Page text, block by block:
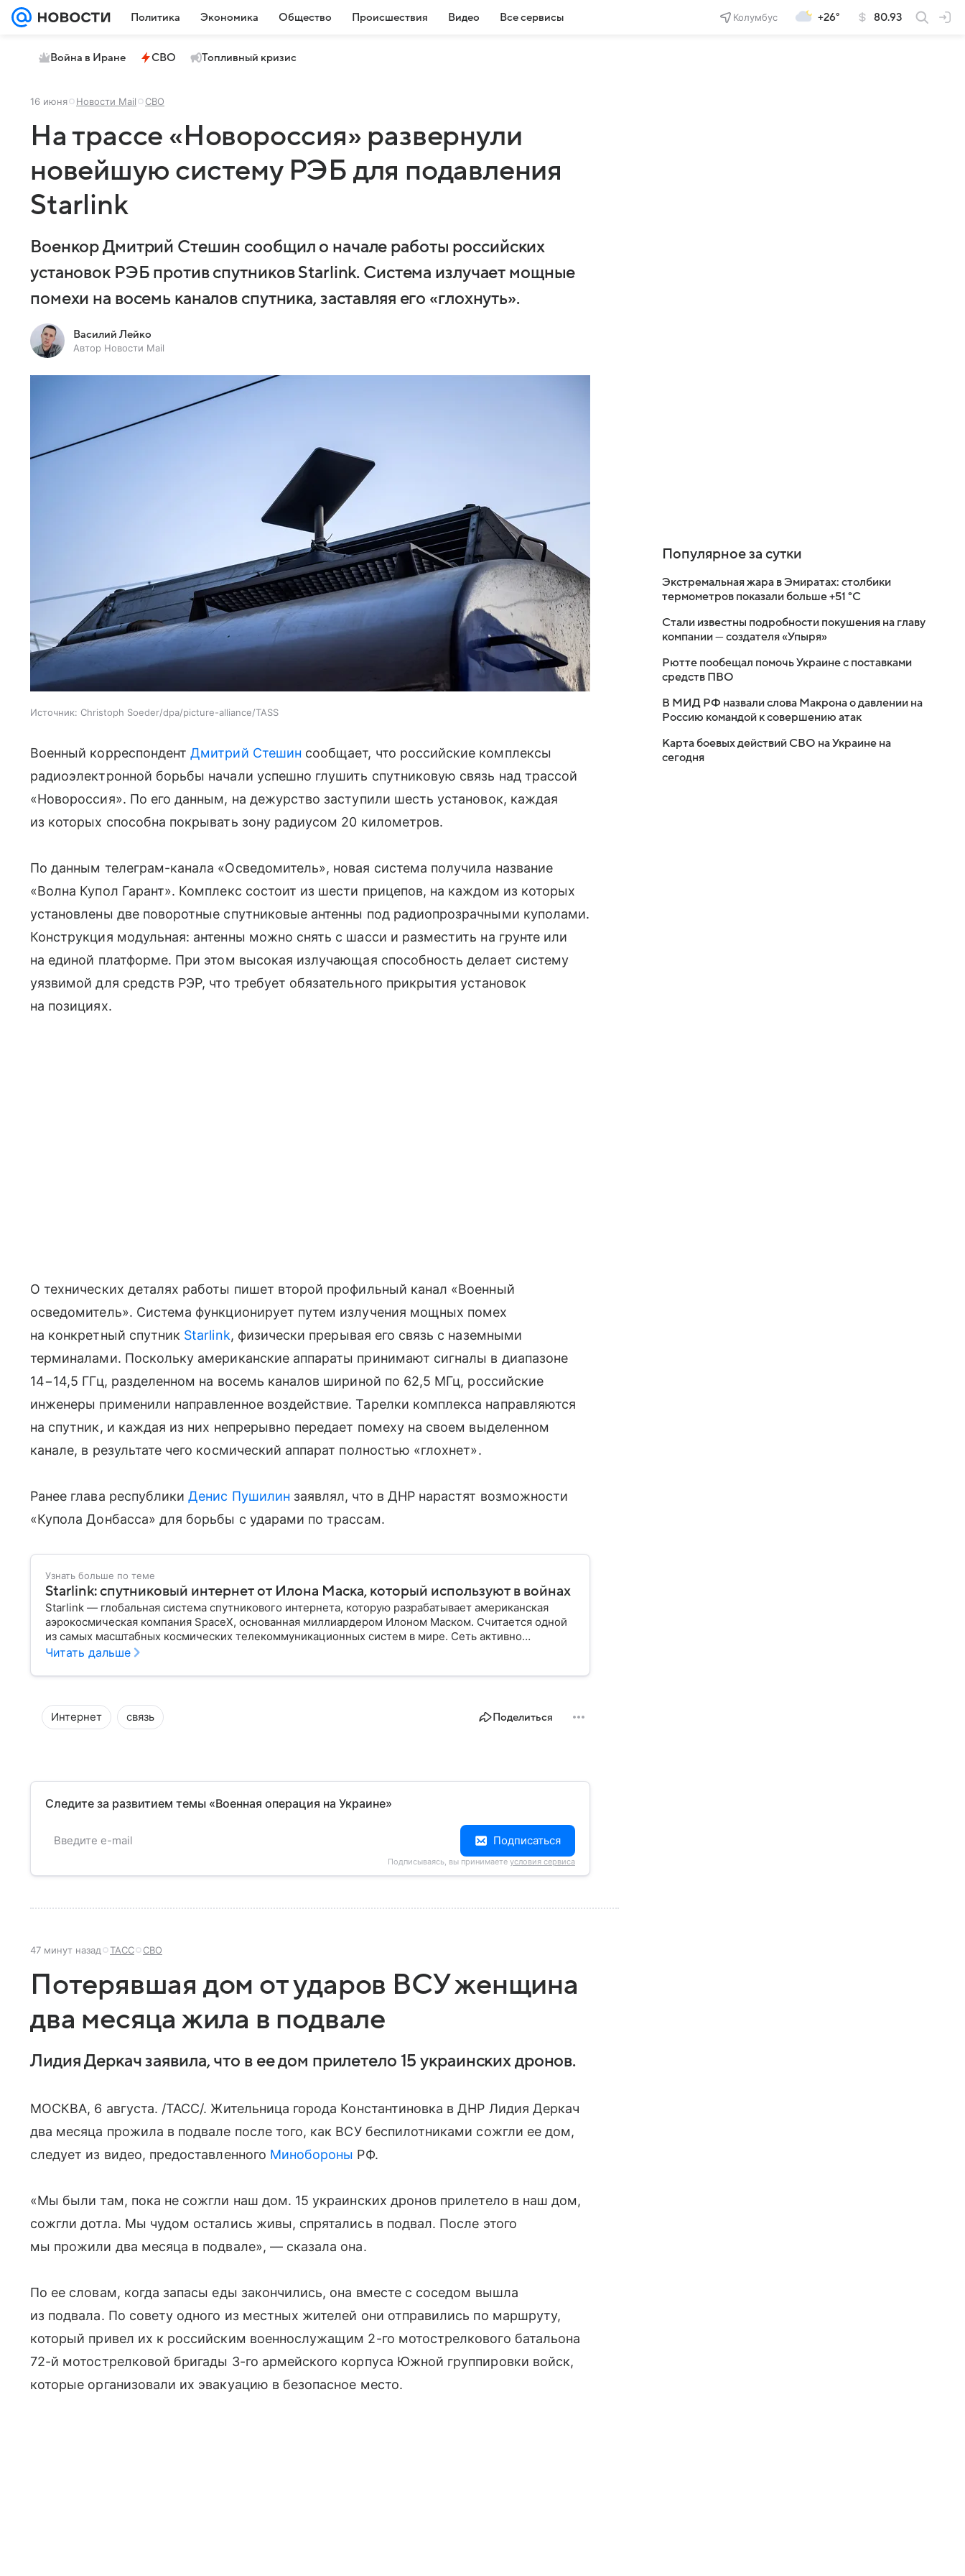
Политика Экономика Общество Происшествия Видео Все сервисы Колумбус +26° 80.93
Война в Иране СВО Топливный кризис
16 июня Новости Mail СВО
На трассе «Новороссия» развернули
новейшую систему РЭБ для подавления
Starlink
Военкор Дмитрий Стешин сообщил о начале работы российских
установок РЭБ против спутников Starlink. Система излучает мощные
помехи на восемь каналов спутника, заставляя его «глохнуть».
Василий Лейко
Автор Новости Mail
Источник: Christoph Soeder/dpa/picture-alliance/TASS
Военный корреспондентДмитрий Стешин сообщает, что российские комплексы
радиоэлектронной борьбы начали успешно глушить спутниковую связь над трассой
«Новороссия». По его данным, на дежурство заступили шесть установок, каждая
из которых способна покрывать зону радиусом 20 километров.
По данным телеграм-канала «Осведомитель», новая система получила название
«Волна Купол Гарант». Комплекс состоит из шести прицепов, на каждом из которых
установлены две поворотные спутниковые антенны под радиопрозрачными куполами.
Конструкция модульная: антенны можно снять с шасси и разместить на грунте или
на единой платформе. При этом высокая излучающая способность делает систему
уязвимой для средств РЭР, что требует обязательного прикрытия установок
на позициях.
О технических деталях работы пишет второй профильный канал «Военный
осведомитель». Система функционирует путем излучения мощных помех
на конкретный спутник Starlink, физически прерывая его связь с наземными
терминалами. Поскольку американские аппараты принимают сигналы в диапазоне
14−14,5 ГГц, разделенном на восемь каналов шириной по 62,5 МГц, российские
инженеры применили направленное воздействие. Тарелки комплекса направляются
на спутник, и каждая из них непрерывно передает помеху на своем выделенном
канале, в результате чего космический аппарат полностью «глохнет».
Ранее глава республикиДенис Пушилин заявлял, что в ДНР нарастят возможности
«Купола Донбасса» для борьбы с ударами по трассам.
Узнать больше по теме
Starlink: спутниковый интернет от Илона Маска, который используют в войнах
Starlink — глобальная система спутникового интернета, которую разрабатывает американская
аэрокосмическая компания SpaceX, основанная миллиардером Илоном Маском. Считается одной
из самых масштабных космических телекоммуникационных систем в мире. Сеть активно
используется в удаленных регионах и там, где связь отсутствует по иными причинам. Например, в
Читать дальше
Интернет связь Поделиться
Следите за развитием темы «Военная операция на Украине»
Подписаться
Подписываясь, вы принимаете условия сервиса
47 минут назад ТАСС СВО
Потерявшая дом от ударов ВСУ женщина
два месяца жила в подвале
Лидия Деркач заявила, что в ее дом прилетело 15 украинских дронов.
МОСКВА, 6 августа. /ТАСС/. Жительница города Константиновка в ДНР Лидия Деркач
два месяца прожила в подвале после того, как ВСУ беспилотниками сожгли ее дом,
следует из видео, предоставленного Минобороны РФ.
«Мы были там, пока не сожгли наш дом. 15 украинских дронов прилетело в наш дом,
сожгли дотла. Мы чудом остались живы, спрятались в подвал. После этого
мы прожили два месяца в подвале», — сказала она.
По ее словам, когда запасы еды закончились, она вместе с соседом вышла
из подвала. По совету одного из местных жителей они отправились по маршруту,
который привел их к российским военнослужащим 2-го мотострелкового батальона
72-й мотострелковой бригады 3-го армейского корпуса Южной группировки войск,
которые организовали их эвакуацию в безопасное место.
Популярное за сутки
Экстремальная жара в Эмиратах: столбики
термометров показали больше +51 °C
Стали известны подробности покушения на главу
компании — создателя «Упыря»
Рютте пообещал помочь Украине с поставками
средств ПВО
В МИД РФ назвали слова Макрона о давлении на
Россию командой к совершению атак
Карта боевых действий СВО на Украине на
сегодня